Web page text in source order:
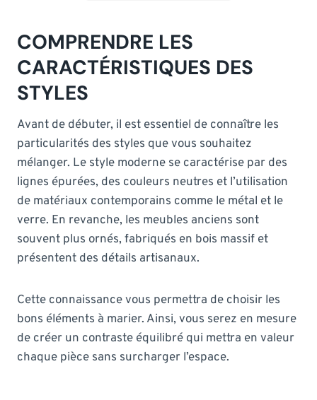
COMPRENDRE LES
CARACTÉRISTIQUES DES
STYLES
Avant de débuter, il est essentiel de connaître les
particularités des styles que vous souhaitez
mélanger. Le style moderne se caractérise par des
lignes épurées, des couleurs neutres et l’utilisation
de matériaux contemporains comme le métal et le
verre. En revanche, les meubles anciens sont
souvent plus ornés, fabriqués en bois massif et
présentent des détails artisanaux.
Cette connaissance vous permettra de choisir les
bons éléments à marier. Ainsi, vous serez en mesure
de créer un contraste équilibré qui mettra en valeur
chaque pièce sans surcharger l’espace.